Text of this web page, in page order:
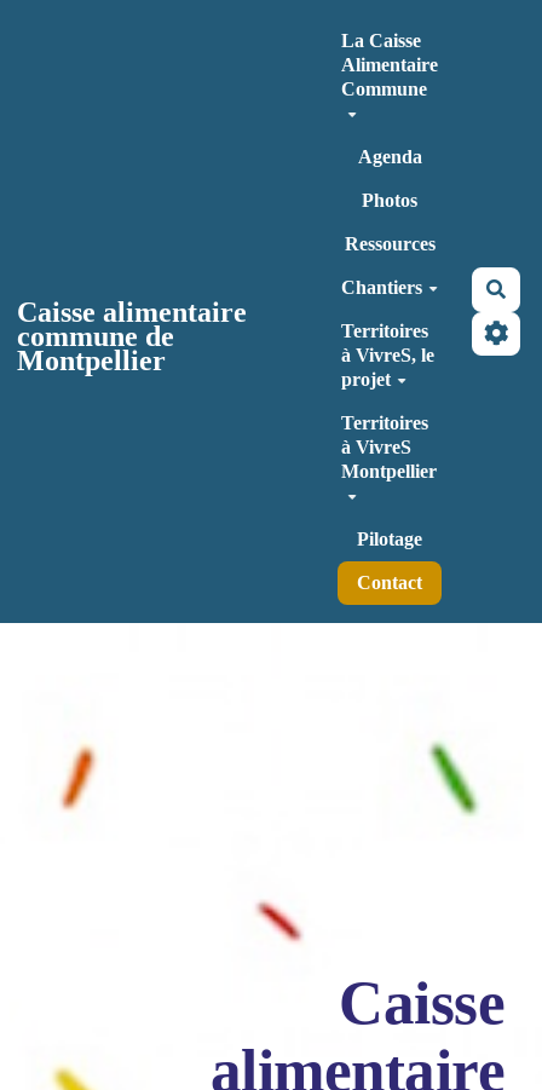
Caisse alimentaire
commune de
Montpellier
La Caisse
Alimentaire
Commune
Agenda
Photos
Ressources
Chantiers
Territoires
à VivreS, le
projet
Territoires
à VivreS
Montpellier
Pilotage
Contact
Caisse
alimentaire